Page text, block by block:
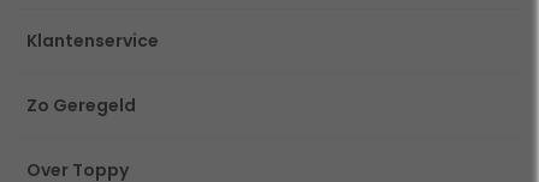
Klantenservice
Zo Geregeld
Over Toppy